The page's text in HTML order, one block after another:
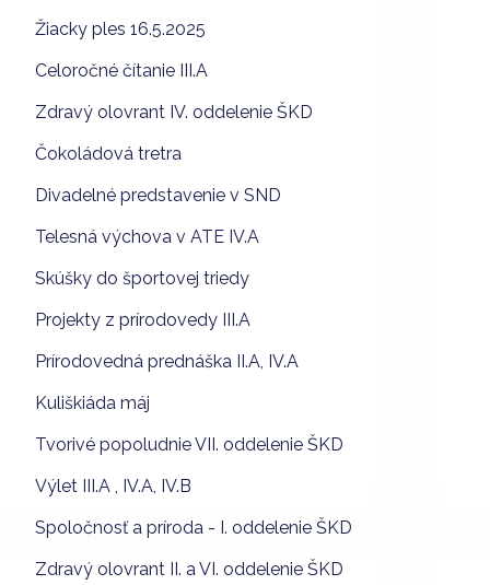
Žiacky ples 16.5.2025
Celoročné čítanie III.A
Zdravý olovrant IV. oddelenie ŠKD
Čokoládová tretra
Divadelné predstavenie v SND
Telesná výchova v ATE IV.A
Skúšky do športovej triedy
Projekty z prírodovedy III.A
Prírodovedná prednáška II.A, IV.A
Kuliškiáda máj
Tvorivé popoludnie VII. oddelenie ŠKD
Výlet III.A , IV.A, IV.B
Spoločnosť a príroda - I. oddelenie ŠKD
Zdravý olovrant II. a VI. oddelenie ŠKD